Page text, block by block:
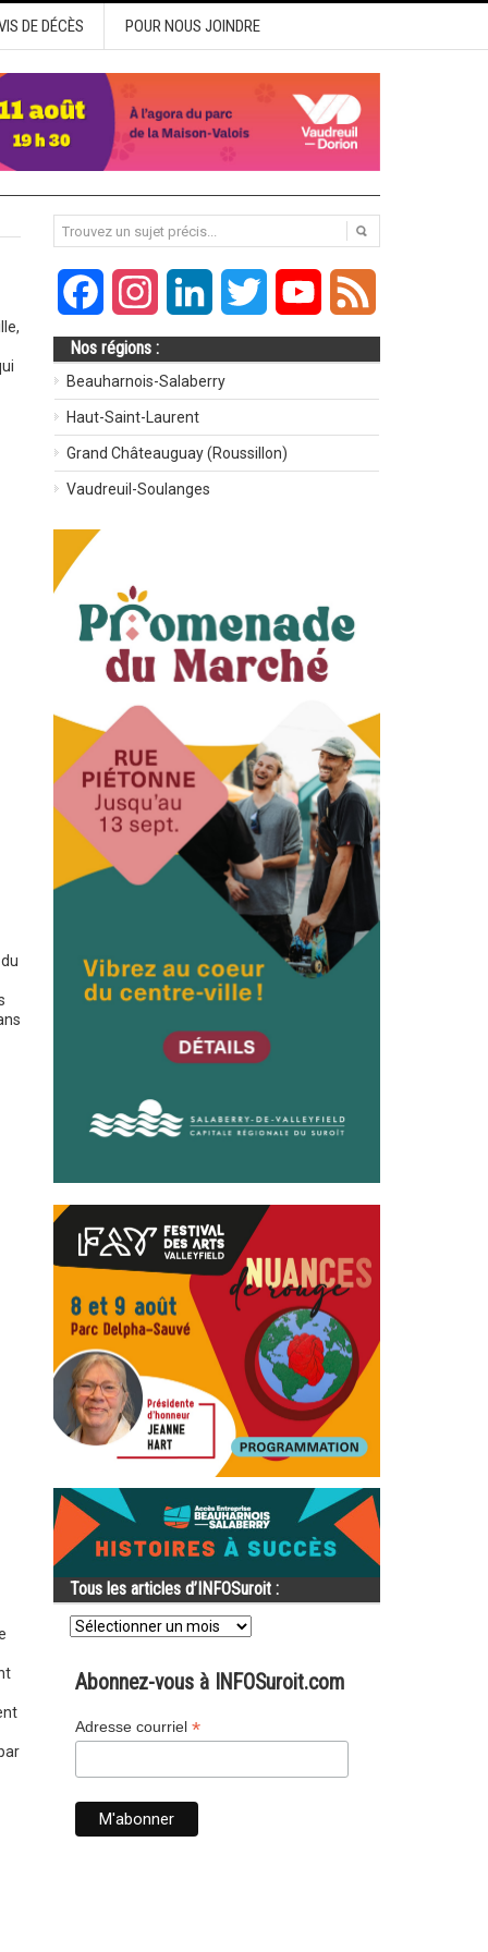
DE DÉCÈS POUR NOUS JOINDRE
FacebookInstagramLinkedIn Twitter YouTube
Nos régions :
Beauharnois-Salaberry
Haut-Saint-Laurent
Grand Châteauguay (Roussillon)
Vaudreuil-Soulanges
Tous les articles d’INFOSuroit :
Tous
les
d’INFOSuroit
Abonnez-vous à INFOSuroit.com
Adresse courriel *